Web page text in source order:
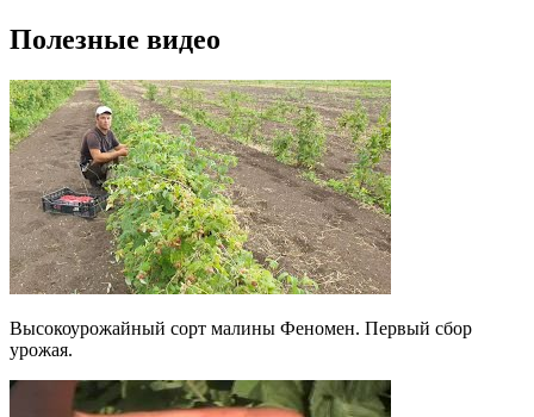
Полезные видео
Высокоурожайный сорт малины Феномен. Первый сбор
урожая.